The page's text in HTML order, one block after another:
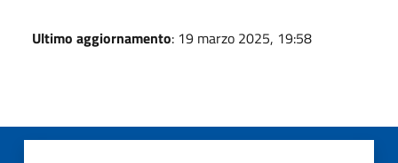
Ultimo aggiornamento: 19 marzo 2025, 19:58